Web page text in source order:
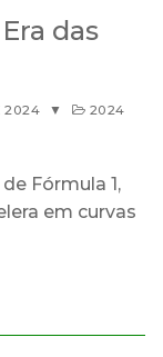
das
2024 ▼
2024
Fórmula 1,
em curvas